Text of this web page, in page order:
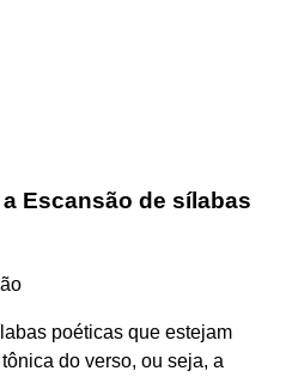
Escansão de sílabas
poéticas que estejam
do verso, ou seja, a